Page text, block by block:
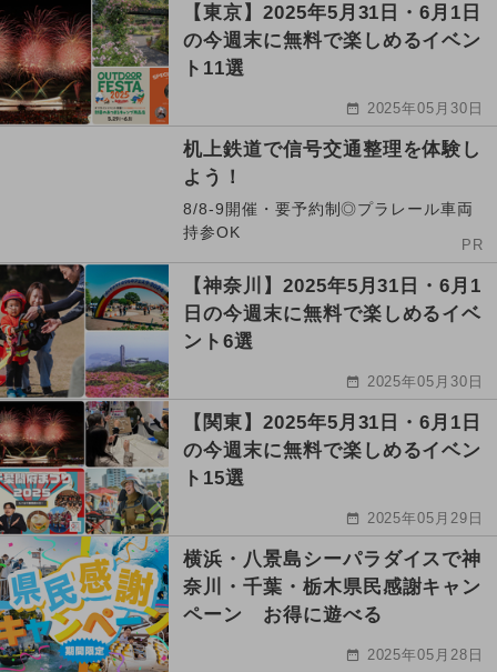
【東京】2025年5月31日・6月1日
の今週末に無料で楽しめるイベン
ト11選
2025年05月30日
机上鉄道で信号交通整理を体験し
よう！
8/8-9開催・要予約制◎プラレール車両
持参OK
PR
【神奈川】2025年5月31日・6月1
日の今週末に無料で楽しめるイベ
ント6選
2025年05月30日
【関東】2025年5月31日・6月1日
の今週末に無料で楽しめるイベン
ト15選
2025年05月29日
横浜・八景島シーパラダイスで神
奈川・千葉・栃木県民感謝キャン
ペーン お得に遊べる
2025年05月28日